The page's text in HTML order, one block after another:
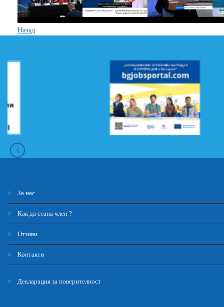
Назад
За нас
Как да стана член ?
Отзиви
Контакти
Декларация за поверителност